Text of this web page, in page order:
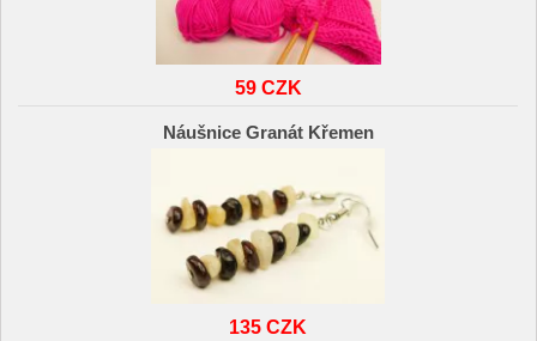
59 CZK
Náušnice Granát Křemen
135 CZK